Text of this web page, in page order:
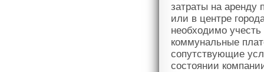
затраты на аренду
или в центре
необходимо
коммунальные
сопутствующие
состоянии